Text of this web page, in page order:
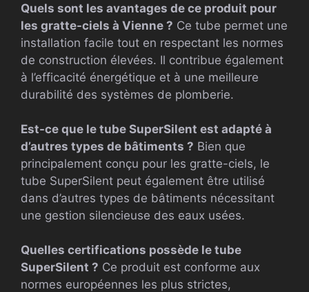
Quels sont les avantages de ce produit pour
les gratte-ciels à Vienne ? Ce tube permet une
installation facile tout en respectant les normes
de construction élevées. Il contribue également
à l’efficacité énergétique et à une meilleure
durabilité des systèmes de plomberie.
Est-ce que le tube SuperSilent est adapté à
d’autres types de bâtiments ? Bien que
principalement conçu pour les gratte-ciels, le
tube SuperSilent peut également être utilisé
dans d’autres types de bâtiments nécessitant
une gestion silencieuse des eaux usées.
Quelles certifications possède le tube
SuperSilent ? Ce produit est conforme aux
normes européennes les plus strictes,